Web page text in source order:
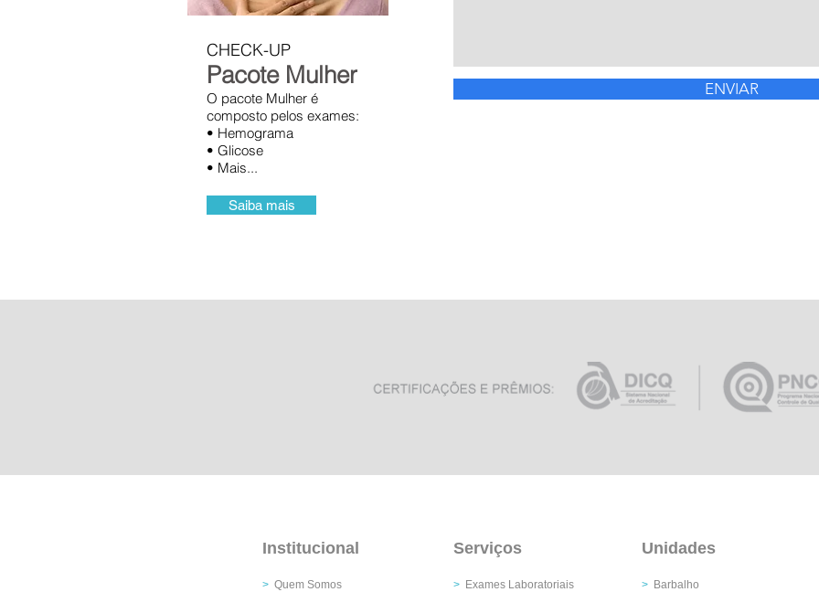
CHECK-UP
Pacote Mulher
O pacote Mulher é
composto pelos exames:
• Hemograma
• Glicose
• Mais...
Saiba mais
ENVIAR
Institucional
> Quem Somos
Serviços
> Exames Laboratoriais
Unidades
> Barbalho